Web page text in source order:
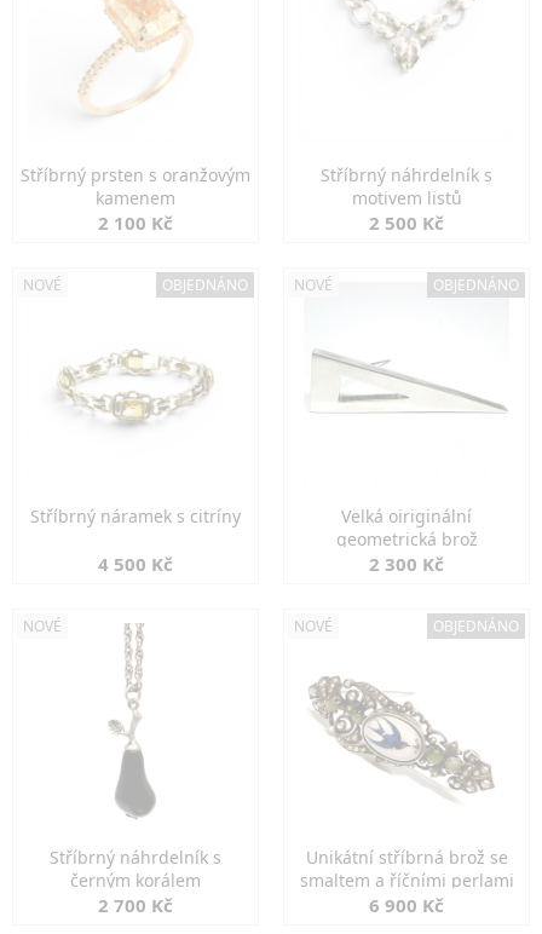
Stříbrný prsten s oranžovým
kamenem
2 100 Kč
Stříbrný náhrdelník s
motivem listů
2 500 Kč
NOVÉ OBJEDNÁNO
Stříbrný náramek s citríny
4 500 Kč
NOVÉ OBJEDNÁNO
Velká oiriginální
geometrická brož
2 300 Kč
NOVÉ
Stříbrný náhrdelník s
černým korálem
2 700 Kč
NOVÉ OBJEDNÁNO
Unikátní stříbrná brož se
smaltem a říčními perlami
6 900 Kč